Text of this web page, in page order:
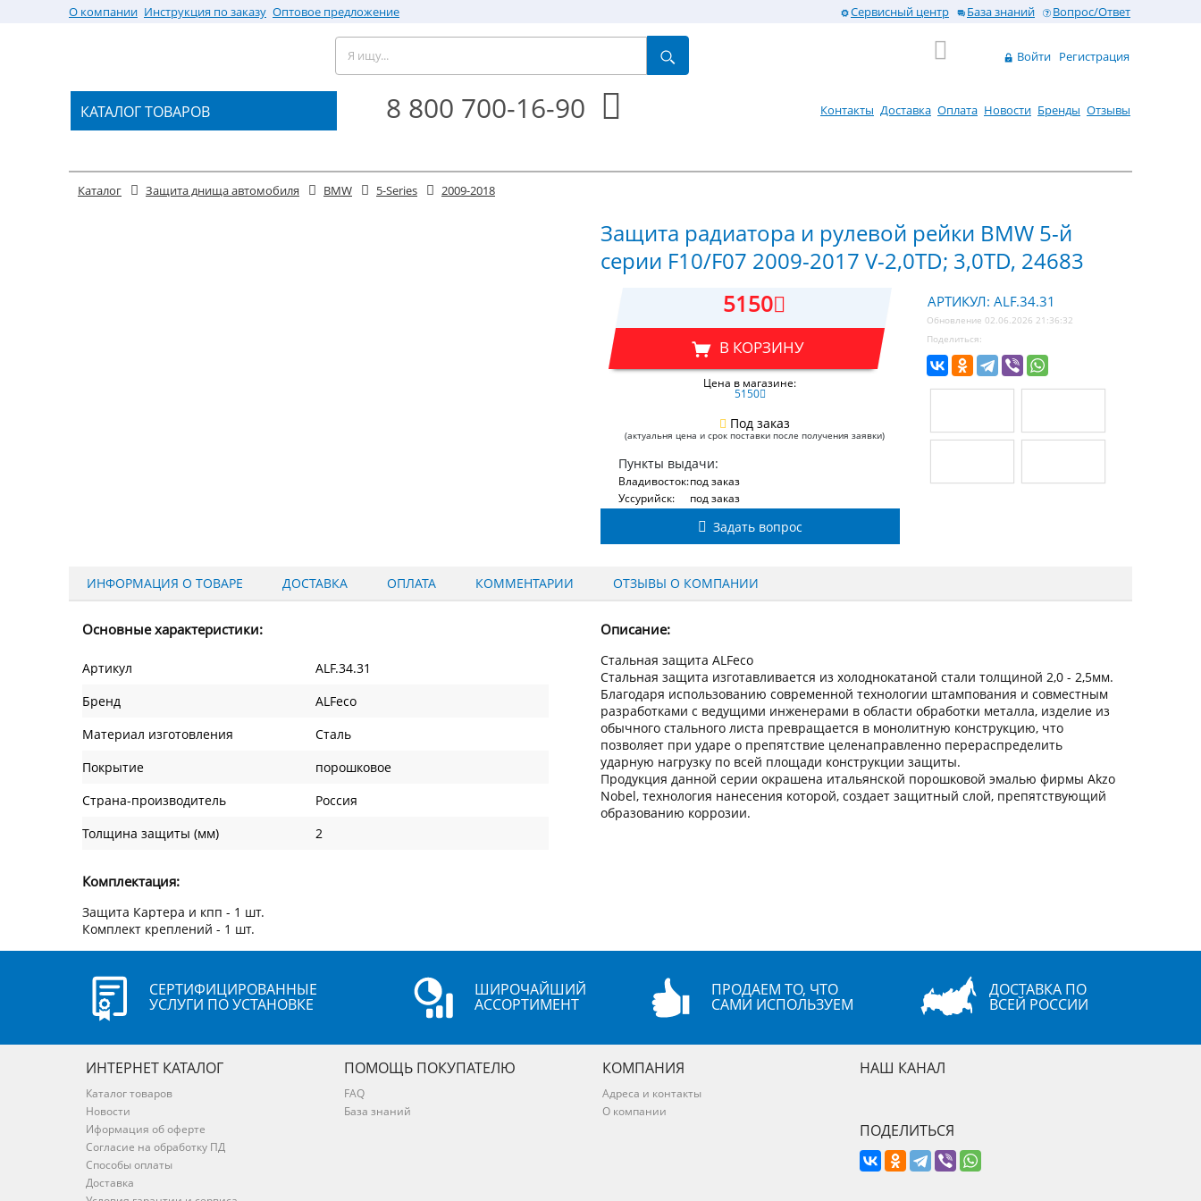
О компании Инструкция по заказу Оптовое предложение Сервисный центр База знаний Вопрос/Ответ
Войти Регистрация
КАТАЛОГ ТОВАРОВ 8 800 700-16-90 Контакты Доставка Оплата Новости Бренды Отзывы
Каталог Защита днища автомобиля BMW 5-Series 2009-2018
Защита радиатора и рулевой рейки BMW 5-й
серии F10/F07 2009-2017 V-2,0TD; 3,0TD, 24683
5150
В КОРЗИНУ
Цена в магазине:
5150
Под заказ
(актуальня цена и срок поставки после получения заявки)
Пункты выдачи:
Владивосток:под заказ
Уссурийск:
под заказ
Задать вопрос
АРТИКУЛ: ALF.34.31
Обновление 02.06.2026 21:36:32
Поделиться:
ИНФОРМАЦИЯ О ТОВАРЕ ДОСТАВКА ОПЛАТА КОММЕНТАРИИ ОТЗЫВЫ О КОМПАНИИ
Основные характеристики:
Артикул
ALF.34.31
Бренд
ALFeco
Материал изготовления
Сталь
Покрытие
порошковое
Страна-производитель
Россия
Толщина защиты (мм)
2
Комплектация:
Защита Картера и кпп - 1 шт.
Комплект креплений - 1 шт.
Описание:
Стальная защита ALFeco
Стальная защита изготавливается из холоднокатаной стали толщиной 2,0 - 2,5мм.
Благодаря использованию современной технологии штампования и совместным
разработками с ведущими инженерами в области обработки металла, изделие из
обычного стального листа превращается в монолитную конструкцию, что
позволяет при ударе о препятствие целенаправленно перераспределить
ударную нагрузку по всей площади конструкции защиты.
Продукция данной серии окрашена итальянской порошковой эмалью фирмы Akzo
Nobel, технология нанесения которой, создает защитный слой, препятствующий
образованию коррозии.
СЕРТИФИЦИРОВАННЫЕ
УСЛУГИ ПО УСТАНОВКЕ
ШИРОЧАЙШИЙ
АССОРТИМЕНТ
ПРОДАЕМ ТО, ЧТО
САМИ ИСПОЛЬЗУЕМ
ДОСТАВКА ПО
ВСЕЙ РОССИИ
ИНТЕРНЕТ КАТАЛОГ
Каталог товаров
Новости
Иформация об оферте
Согласие на обработку ПД
Способы оплаты
Доставка
ПОМОЩЬ ПОКУПАТЕЛЮ
FAQ
База знаний
КОМПАНИЯ
Адреса и контакты
О компании
НАШ КАНАЛ
ПОДЕЛИТЬСЯ